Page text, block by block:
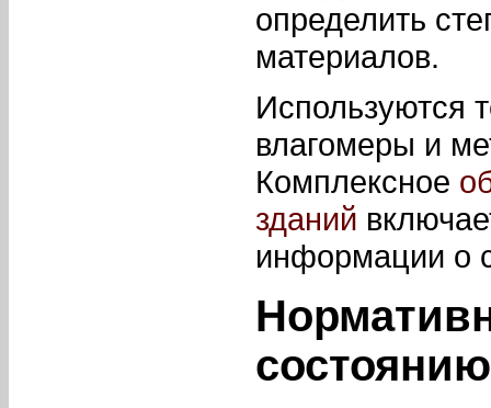
определить
материалов.
Используются
влагомеры и
Комплексное
зданий
информации о